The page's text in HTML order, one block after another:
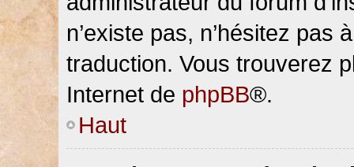
n’existe pas, n’hésitez pas
traduction. Vous trouverez
Internet de phpBB®.
Haut